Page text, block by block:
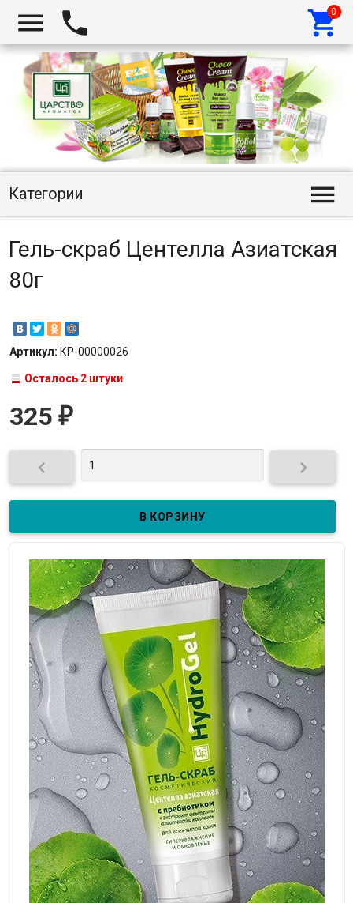
  
Категории 
Гель-скраб Центелла Азиатская
80г
Артикул: КР-00000026
Осталось 2 штуки
325 ₽
 